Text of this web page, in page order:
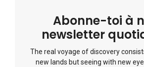
Abonne-toi à
newsletter
The real voyage of discovery
new lands but seeing with new